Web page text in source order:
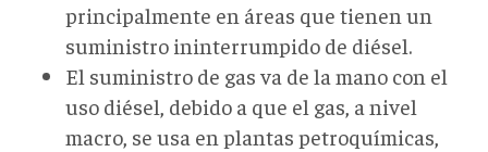
principalmente en áreas que tienen un
suministro ininterrumpido de diésel.
El suministro de gas va de la mano con el
uso diésel, debido a que el gas, a nivel
macro, se usa en plantas petroquímicas,